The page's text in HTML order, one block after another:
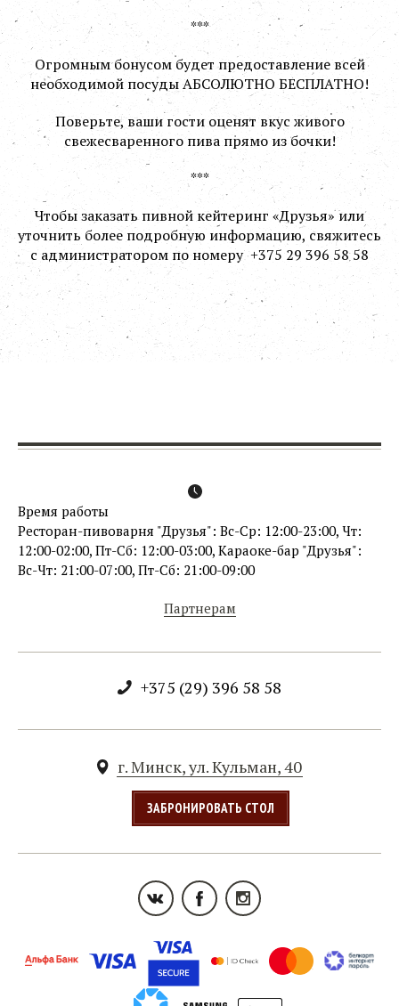
***
Огромным бонусом будет предоставление всей
необходимой посуды АБСОЛЮТНО БЕСПЛАТНО!
Поверьте, ваши гости оценят вкус живого
свежесваренного пива прямо из бочки!
***
Чтобы заказать пивной кейтеринг «Друзья» или
уточнить более подробную информацию, свяжитесь
с администратором по номеру +375 29 396 58 58
Время работы
Ресторан-пивоварня "Друзья": Вс-Ср: 12:00-23:00, Чт:
12:00-02:00, Пт-Сб: 12:00-03:00, Караоке-бар "Друзья":
Вс-Чт: 21:00-07:00, Пт-Сб: 21:00-09:00
Партнерам
+375 (29) 396 58 58
г. Минск, ул. Кульман, 40
ЗАБРОНИРОВАТЬ СТОЛ